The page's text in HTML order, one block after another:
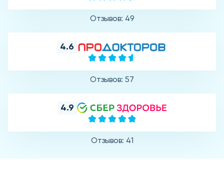
Отзывов: 49
4.6
Отзывов: 57
4.9
Отзывов: 41